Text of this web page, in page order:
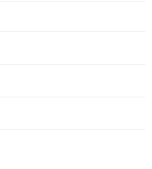
倾听你那温暖的呼吸 我的文字
读出缺爱的默契 寻找从云端酝
丢？ 这...
握着冷风，右手牵着寒雨 和孤
寻到花开的模样 拐角处，那一
走过的路...
破窗而入 掀动了桌面上，蜷缩
镌刻着村落的样子 斜插在正中
里，每到年关，我都怀念那些